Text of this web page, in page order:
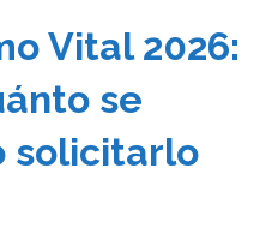
Vital 2026:
se
solicitarlo